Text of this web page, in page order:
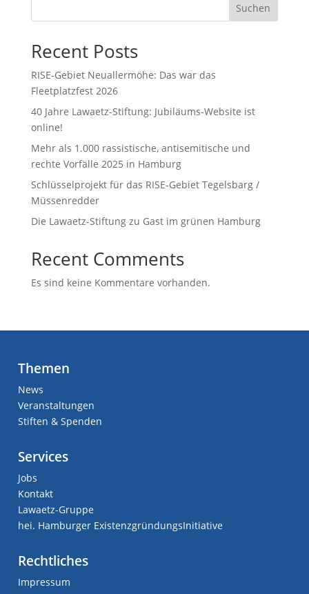
Suchen
Recent Posts
RISE-Gebiet Neuallermöhe: Das war das
Fleetplatzfest 2026
40 Jahre Lawaetz-Stiftung: Jubiläums-Website ist
online!
Mehr als 1.000 rassistische, antisemitische und
rechte Vorfälle 2025 in Hamburg
Schlüsselprojekt für das RISE-Gebiet Tegelsbarg /
Müssenredder
Die Lawaetz-Stiftung zu Gast im grünen Hamburg
Recent Comments
Es sind keine Kommentare vorhanden.
Themen
News
Veranstaltungen
Stiften & Spenden
Services
Jobs
Kontakt
Lawaetz-Gruppe
hei. Hamburger ExistenzgründungsInitiative
Rechtliches
Impressum